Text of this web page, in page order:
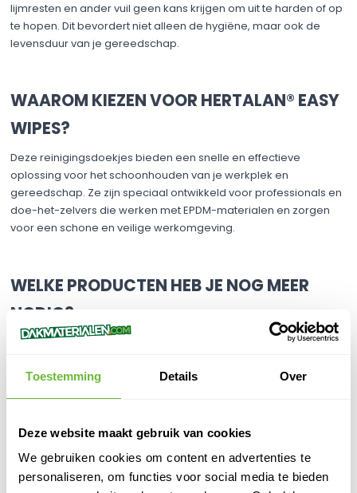
Toestemming Details Over
Deze website maakt gebruik van cookies
We gebruiken cookies om content en advertenties te
personaliseren, om functies voor social media te bieden
lijmresten en ander vuil geen kans krijgen om uit te harden of op
te hopen. Dit bevordert niet alleen de hygiëne, maar ook de
levensduur van je gereedschap.​
WAAROM KIEZEN VOOR HERTALAN® EASY
WIPES?
Deze reinigingsdoekjes bieden een snelle en effectieve
oplossing voor het schoonhouden van je werkplek en
gereedschap. Ze zijn speciaal ontwikkeld voor professionals en
doe-het-zelvers die werken met EPDM-materialen en zorgen
voor een schone en veilige werkomgeving.​
WELKE PRODUCTEN HEB JE NOG MEER
NODIG?
HERTALAN® EPDM dakbanen: Voor een duurzame en waterdichte
HERTALAN® KS137 contactlijm: Voor het stevig verlijmen van EPDM
op diverse ondergronden.​
complexe dakdetails.​
VERWERKINGSTIPS: